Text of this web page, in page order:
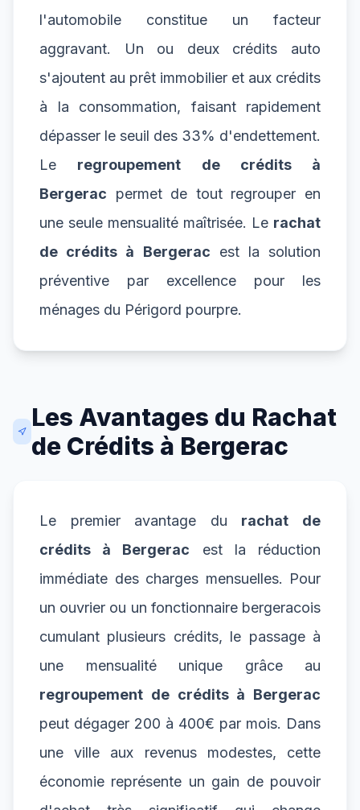
l'automobile constitue un facteur
aggravant. Un ou deux crédits auto
s'ajoutent au prêt immobilier et aux crédits
à la consommation, faisant rapidement
dépasser le seuil des 33% d'endettement.
Le regroupement de crédits à
Bergerac permet de tout regrouper en
une seule mensualité maîtrisée. Le rachat
de crédits à Bergerac est la solution
préventive par excellence pour les
ménages du Périgord pourpre.
Les Avantages du Rachat
de Crédits à Bergerac
Le premier avantage du rachat de
crédits à Bergerac est la réduction
immédiate des charges mensuelles. Pour
un ouvrier ou un fonctionnaire bergeracois
cumulant plusieurs crédits, le passage à
une mensualité unique grâce au
regroupement de crédits à Bergerac
peut dégager 200 à 400€ par mois. Dans
une ville aux revenus modestes, cette
économie représente un gain de pouvoir